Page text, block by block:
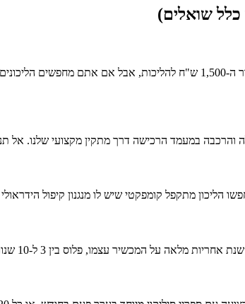
שואלים)
במעמד הרכישה דרך מתקין מקצועי שלנו. אל
הליכון מתקפל קומפקטי שיש לו מנגנון קיפול
אחריות מנוע. בגלל שזה החלק הכי יקר להחלפה, לקנות מיבואן רשמי נותן פה יתרון ענק.